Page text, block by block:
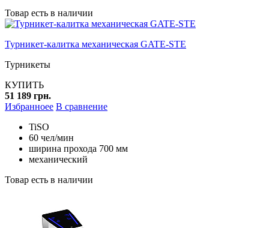
Товар есть в наличии
Турникет-калитка механическая GATE-STE
Турникеты
КУПИТЬ
51 189 грн.
Избранноее В сравнение
TiSO
60 чел/мин
ширина прохода 700 мм
механический
Товар есть в наличии